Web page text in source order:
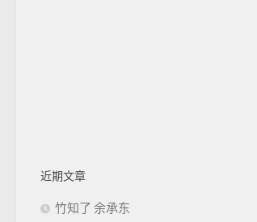
近期文章
竹知了 余承东